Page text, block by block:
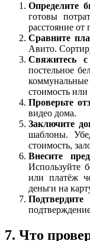
Определите
готовы
расстояние от
Сравните
Авито.
Свяжитесь с
постельное
стоимость или
Проверьте
видео дома.
Заключите
шаблоны.
стоимость,
Внесите
Используйте
или платёж
деньги на
7. Что